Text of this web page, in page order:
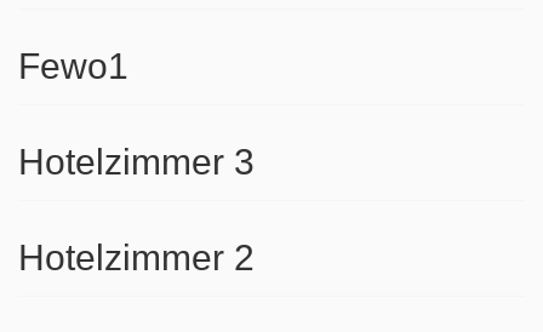
Fewo1
Hotelzimmer 3
Hotelzimmer 2